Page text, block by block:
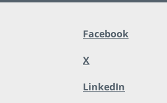
Facebook
X
LinkedIn